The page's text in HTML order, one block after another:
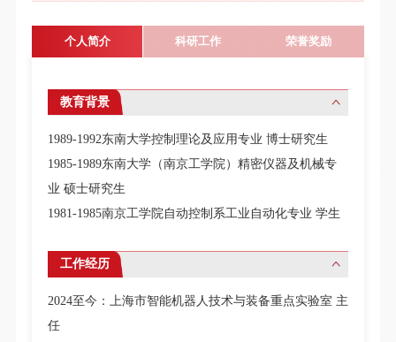
个人简介 科研工作 荣誉奖励
教育背景
1989-1992东南大学控制理论及应用专业 博士研究生
1985-1989东南大学（南京工学院）精密仪器及机械专
业 硕士研究生
1981-1985南京工学院自动控制系工业自动化专业 学生
工作经历
2024至今：上海市智能机器人技术与装备重点实验室 主
任